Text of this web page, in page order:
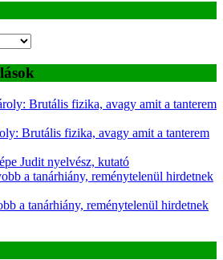
Brutális fizika, avagy amit a tanterem
Brutális fizika, avagy amit a tanterem
Judit nyelvész, kutató
a tanárhiány, reménytelenül hirdetnek
a tanárhiány, reménytelenül hirdetnek